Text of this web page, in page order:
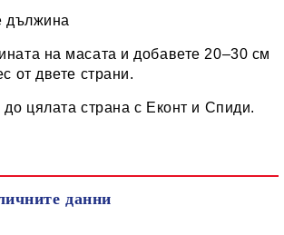
дължина
на масата и добавете 20–30 см
от двете страни.
до цялата страна с Еконт и Спиди.
данни